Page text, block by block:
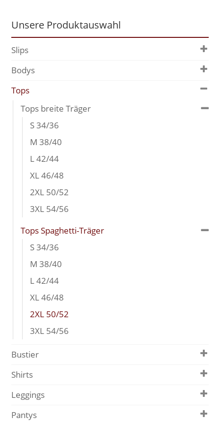
Unsere Produktauswahl
Slips
Bodys
Tops
Tops breite Träger
S 34/36
M 38/40
L 42/44
XL 46/48
2XL 50/52
3XL 54/56
Tops Spaghetti-Träger
S 34/36
M 38/40
L 42/44
XL 46/48
2XL 50/52
3XL 54/56
Bustier
Shirts
Leggings
Pantys